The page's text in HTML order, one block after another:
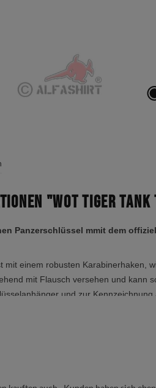
"WOT Tiger
Panzerschlüssel mmit dem
mit einem robusten Karabinerhaken,
mit Flausch versehen und kann
und zur Kennzeichnung